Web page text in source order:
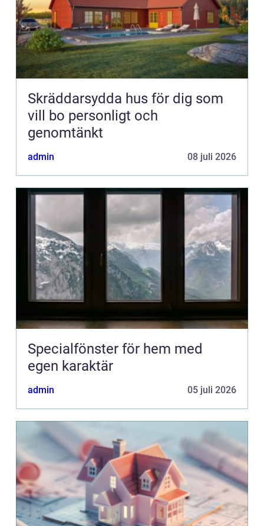
Skräddarsydda hus för dig som
vill bo personligt och
genomtänkt
admin 08 juli 2026
Specialfönster för hem med
egen karaktär
admin 05 juli 2026